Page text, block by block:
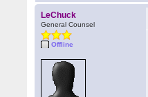
LeChuck
General Counsel
Offline